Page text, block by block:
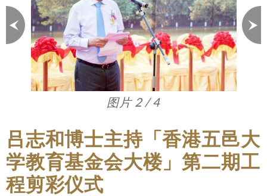
图片 3 / 4
吕志和博士主持「香港五邑大
学教育基金会大楼」第二期工
程剪彩仪式